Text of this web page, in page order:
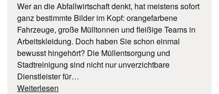
Wer an die Abfallwirtschaft denkt, hat meistens sofort
ganz bestimmte Bilder im Kopf: orangefarbene
Fahrzeuge, große Mülltonnen und fleißige Teams in
Arbeitskleidung. Doch haben Sie schon einmal
bewusst hingehört? Die Müllentsorgung und
Stadtreinigung sind nicht nur unverzichtbare
Dienstleister für…
Weiterlesen